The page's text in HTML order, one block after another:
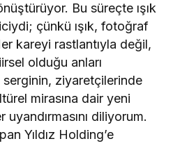
Bu süreçte ışık
çünkü ışık, fotoğraf
kareyi rastlantıyla değil,
olduğu anları
ziyaretçilerinde
mirasına dair yeni
diliyorum.
Yıldız Holding’e